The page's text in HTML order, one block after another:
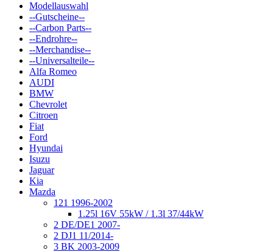
Modellauswahl
--Gutscheine--
--Carbon Parts--
--Endrohre--
--Merchandise--
--Universalteile--
Alfa Romeo
AUDI
BMW
Chevrolet
Citroen
Fiat
Ford
Hyundai
Isuzu
Jaguar
Kia
Mazda
121 1996-2002
1.25l 16V 55kW / 1.3l 37/44kW
2 DE/DE1 2007-
2 DJ1 11/2014-
3 BK 2003-2009